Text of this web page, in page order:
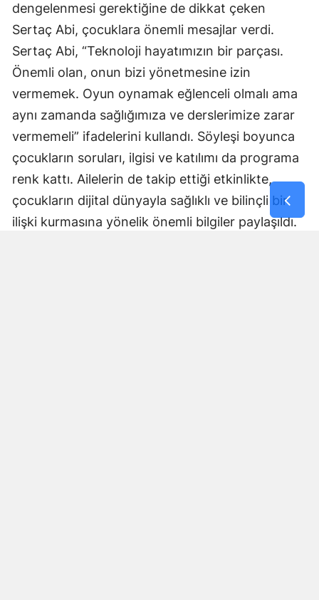
dengelenmesi gerektiğine de dikkat çeken
Sertaç Abi, çocuklara önemli mesajlar verdi.
Sertaç Abi, “Teknoloji hayatımızın bir parçası.
Önemli olan, onun bizi yönetmesine izin
vermemek. Oyun oynamak eğlenceli olmalı ama
aynı zamanda sağlığımıza ve derslerimize zarar
vermemeli” ifadelerini kullandı. Söyleşi boyunca
çocukların soruları, ilgisi ve katılımı da programa
renk kattı. Ailelerin de takip ettiği etkinlikte,
çocukların dijital dünyayla sağlıklı ve bilinçli bir
ilişki kurmasına yönelik önemli bilgiler paylaşıldı.